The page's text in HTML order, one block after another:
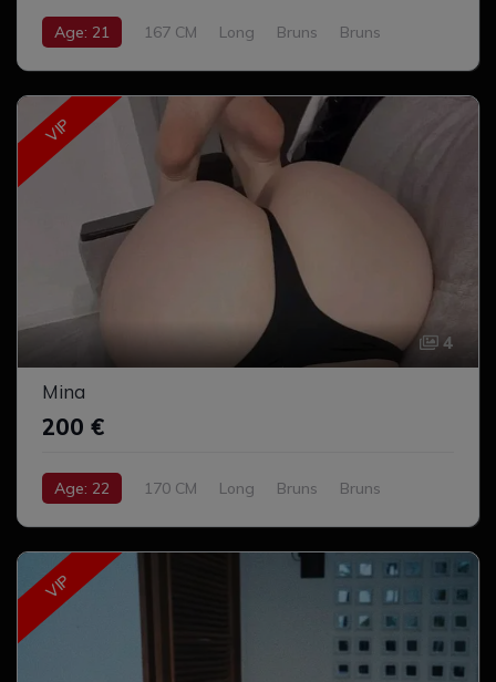
Age: 21 167 CM Long Bruns
Bruns
VIP
4
Mina
200 €
Age: 22 170 CM Long Bruns
Bruns
VIP